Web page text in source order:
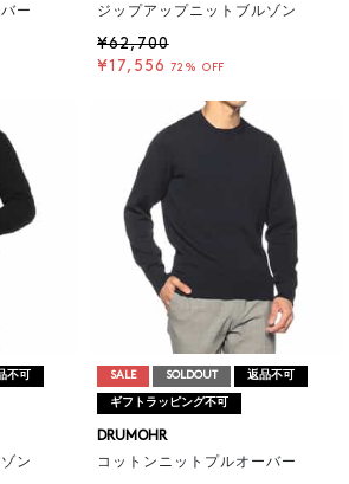
ー
ジップアップニットブルゾン
¥62,700
¥17,556 72% OFF
不可
ン
SALE SOLDOUT 返品不可
ギフトラッピング不可
DRUMOHR
コットンニットプルオーバー